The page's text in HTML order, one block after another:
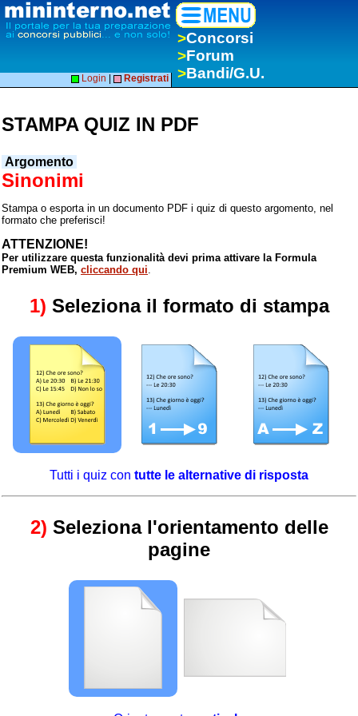
>Concorsi
>Forum
>Bandi/G.U.
Login Registrati
STAMPA QUIZ IN PDF
Argomento
Sinonimi
Stampa o esporta in un documento PDF i quiz di questo argomento, nel
formato che preferisci!
ATTENZIONE!
Per utilizzare questa funzionalità devi prima attivare la Formula
Premium WEB, cliccando qui
1) Seleziona il formato di stampa
Tutti i quiz con tutte le alternative di risposta
2) Seleziona l'orientamento delle
pagine